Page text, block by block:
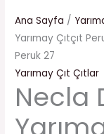
Ana Sayfa /
Yarımay Çıtçıt
Peruk 27
Yarımay Çıt Çıtlar
Necla